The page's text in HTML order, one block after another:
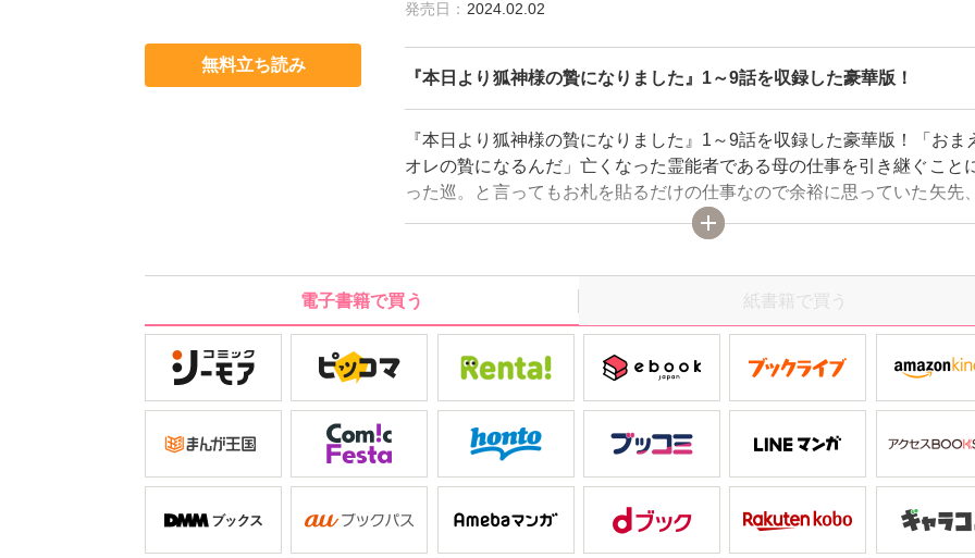
無料立ち読み
発売日： 2024.02.02
『本日より狐神様の贄になりました』1～9話を収録した豪華版！
『本日より狐神様の贄になりました』1～9話を収録した豪華版！「おま
オレの贄になるんだ」亡くなった霊能者である母の仕事を引き継ぐこと
った巡。と言ってもお札を貼るだけの仕事なので余裕に思っていた矢先、
『曰く付きの朽ちた社を見てほしい』と一件の依頼が。今回もお札があ
ら大丈夫だと現地に向かったけど、うっかりその場にあった鏡を割った
代とし、精気を差し出せと迫られる！やむなく精気を捧げるため、尻尾
分につき一夜…計九夜分抱かれることになってしまい――!?
電子書籍で買う 紙書籍で買う